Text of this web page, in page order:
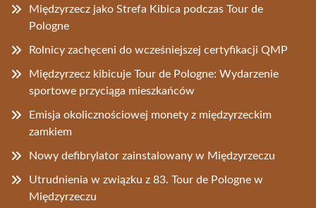
Międzyrzecz jako Strefa Kibica podczas Tour de
Pologne
Rolnicy zachęceni do wcześniejszej certyfikacji QMP
Międzyrzecz kibicuje Tour de Pologne: Wydarzenie
sportowe przyciąga mieszkańców
Emisja okolicznościowej monety z międzyrzeckim
zamkiem
Nowy defibrylator zainstalowany w Międzyrzeczu
Utrudnienia w związku z 83. Tour de Pologne w
Międzyrzeczu